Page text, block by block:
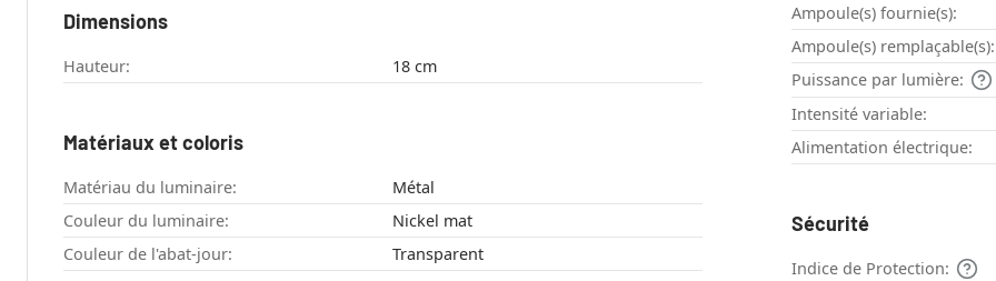
Dimensions
Hauteur: 18 cm
Matériaux et coloris
Matériau du luminaire:
Métal
Couleur du luminaire:
Nickel mat
Couleur de l'abat-jour:
Transparent
Ampoule(s) fournie(s):
Ampoule(s) remplaçable(s):
Puissance par lumière:
Intensité variable:
Alimentation électrique:
Sécurité
Indice de Protection: